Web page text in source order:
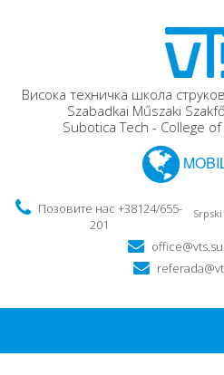
Висока техничка школа
Szabadkai Műszaki
Subotica Tech - College
Srpski
Позовите нас +38124/655-
201